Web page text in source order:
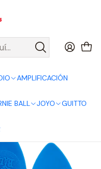
AMPLIFICACIÓN
BALL JOYO GUITTO
urbano, Colina o
BALL
Uñetas ERNIE BALL
12-pack P09135